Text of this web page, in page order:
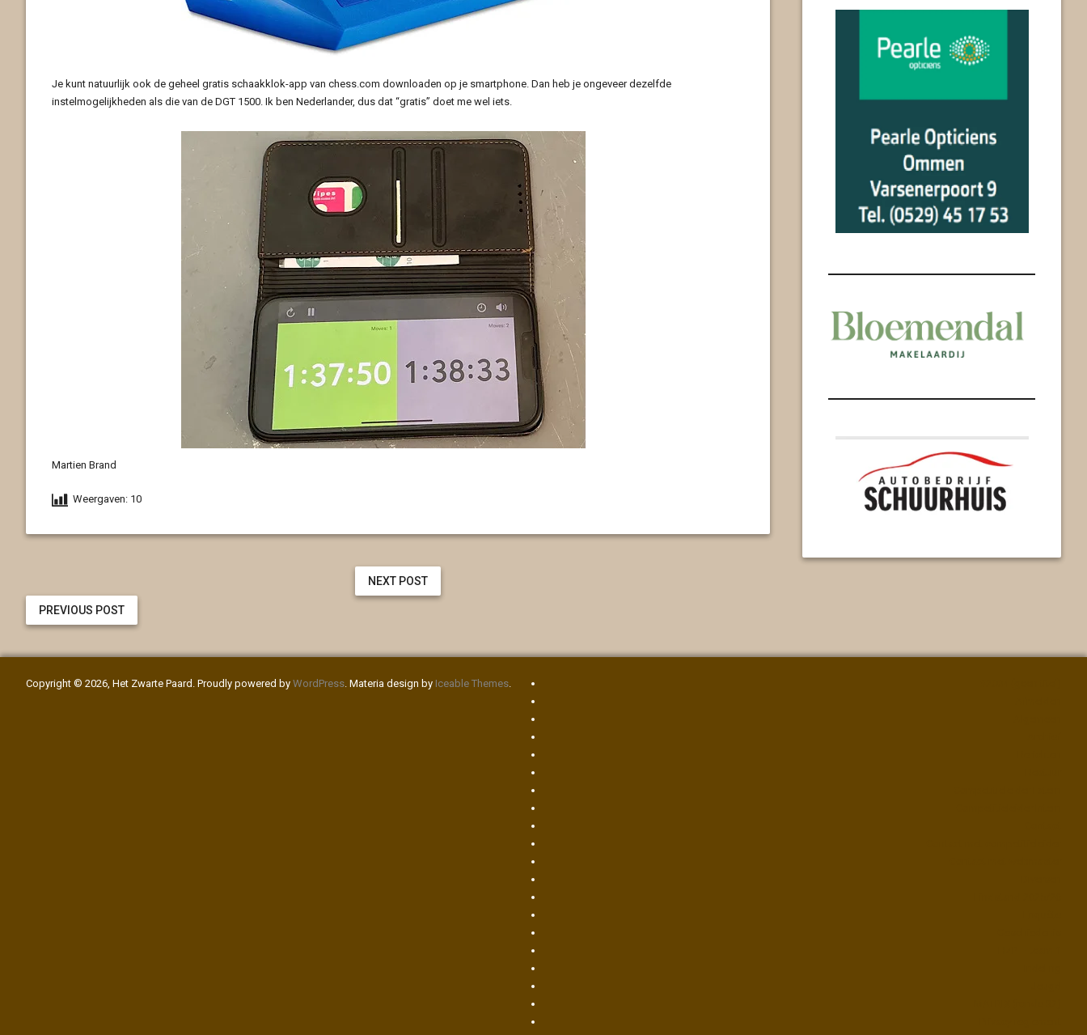
Je kunt natuurlijk ook de geheel gratis schaakklok-app van chess.com downloaden op je smartphone. Dan heb je ongeveer dezelfde
instelmogelijkheden als die van de DGT 1500. Ik ben Nederlander, dus dat “gratis” doet me wel iets.
Martien Brand
Weergaven: 10
NEXT POST
PREVIOUS POST
Copyright © 2026, Het Zwarte Paard. Proudly powered by WordPress. Materia design by Iceable Themes.